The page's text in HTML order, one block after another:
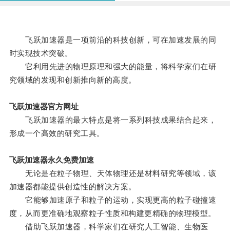
飞跃加速器是一项前沿的科技创新，可在加速发展的同
时实现技术突破。
它利用先进的物理原理和强大的能量，将科学家们在研
究领域的发现和创新推向新的高度。
飞跃加速器官方网址
飞跃加速器的最大特点是将一系列科技成果结合起来，
形成一个高效的研究工具。
飞跃加速器永久免费加速
无论是在粒子物理、天体物理还是材料研究等领域，该
加速器都能提供创造性的解决方案。
它能够加速原子和粒子的运动，实现更高的粒子碰撞速
度，从而更准确地观察粒子性质和构建更精确的物理模型。
借助飞跃加速器，科学家们在研究人工智能、生物医